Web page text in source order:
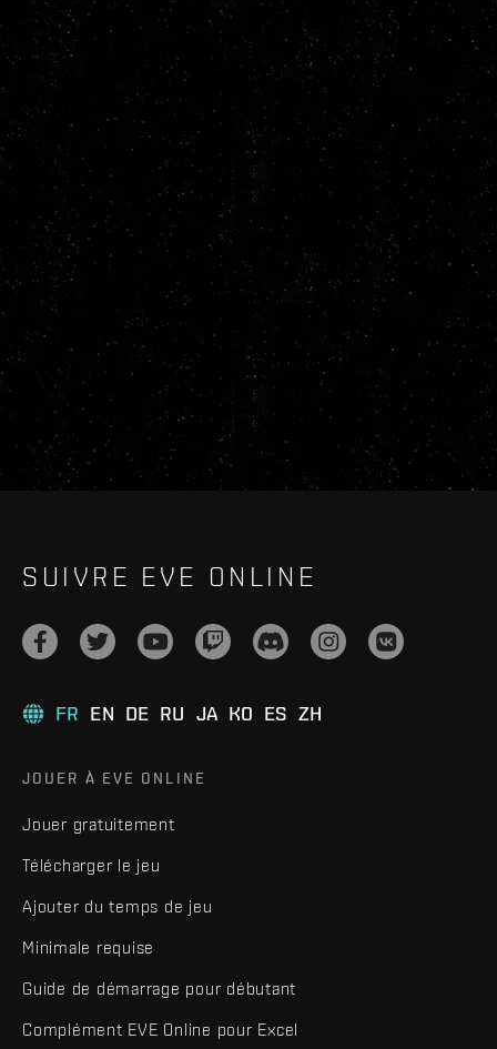
SUIVRE EVE ONLINE
FR EN DE RU JA KO ES ZH
JOUER À EVE ONLINE
Jouer gratuitement
Télécharger le jeu
Ajouter du temps de jeu
Minimale requise
Guide de démarrage pour débutant
Complément EVE Online pour Excel